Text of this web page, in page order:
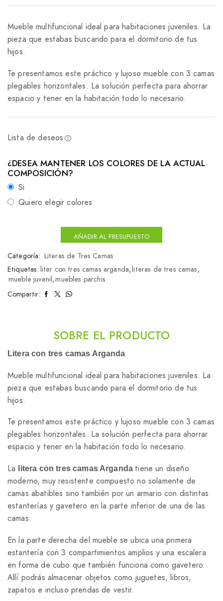
Mueble multifuncional ideal para habitaciones juveniles. La
pieza que estabas buscando para el dormitorio de tus
hijos.
Te presentamos este práctico y lujoso mueble con 3 camas
plegables horizontales. La solución perfecta para ahorrar
espacio y tener en la habitación todo lo necesario.
Lista de deseos
¿DESEA MANTENER LOS COLORES DE LA ACTUAL
COMPOSICIÓN?
Si
Quiero elegir colores
AÑADIR AL PRESUPUESTO
Categoría: Literas de Tres Camas
Etiquetas: liter con tres camas arganda,literas de tres camas,
mueble juvenil,muebles parchis
Compartir:
SOBRE EL PRODUCTO
Litera con tres camas Arganda
Mueble multifuncional ideal para habitaciones juveniles. La
pieza que estabas buscando para el dormitorio de tus
hijos.
Te presentamos este práctico y lujoso mueble con 3 camas
plegables horizontales. La solución perfecta para ahorrar
espacio y tener en la habitación todo lo necesario.
La
litera con tres camas Arganda tiene un diseño
moderno, muy resistente compuesto no solamente de
camas abatibles sino también por un armario con distintas
estanterías y gavetero en la parte inferior de una de las
camas.
En la parte derecha del mueble se ubica una primera
estantería con 3 compartimientos amplios y una escalera
en forma de cubo que también funciona como gavetero.
Allí podrás almacenar objetos como juguetes, libros,
zapatos e incluso prendas de vestir.